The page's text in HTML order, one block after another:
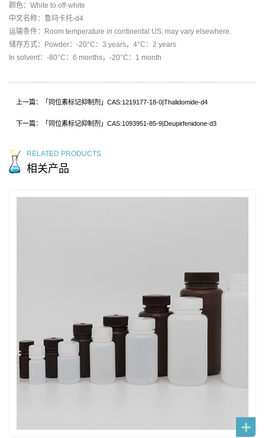
颜色：White to off-white
中文名称：鲁玛卡托-d4
运输条件：Room temperature in continental US; may vary elsewhere.
储存方式：Powder：-20°C：3 years，4°C：2 years
In solvent：-80°C：6 months，-20°C：1 month
上一篇：「同位素标记抑制剂」CAS:1219177-18-0|Thalidomide-d4
下一篇：「同位素标记抑制剂」CAS:1093951-85-9|Deupirfenidone-d3
RELATED PRODUCTS
相关产品